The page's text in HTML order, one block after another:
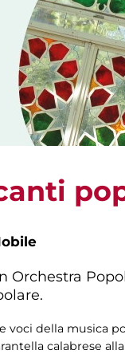
della musica
calabrese